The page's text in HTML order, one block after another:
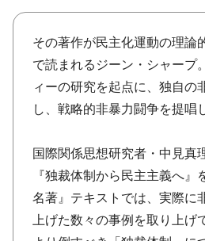
その著作が民主化運動の理論
で読まれるジーン・シャープ
ィーの研究を起点に、独自の
し、戦略的非暴力闘争を提唱
国際関係思想研究者・中見真
『独裁体制から民主主義へ
名著』テキストでは、実際に
上げた数々の事例を取り上げ